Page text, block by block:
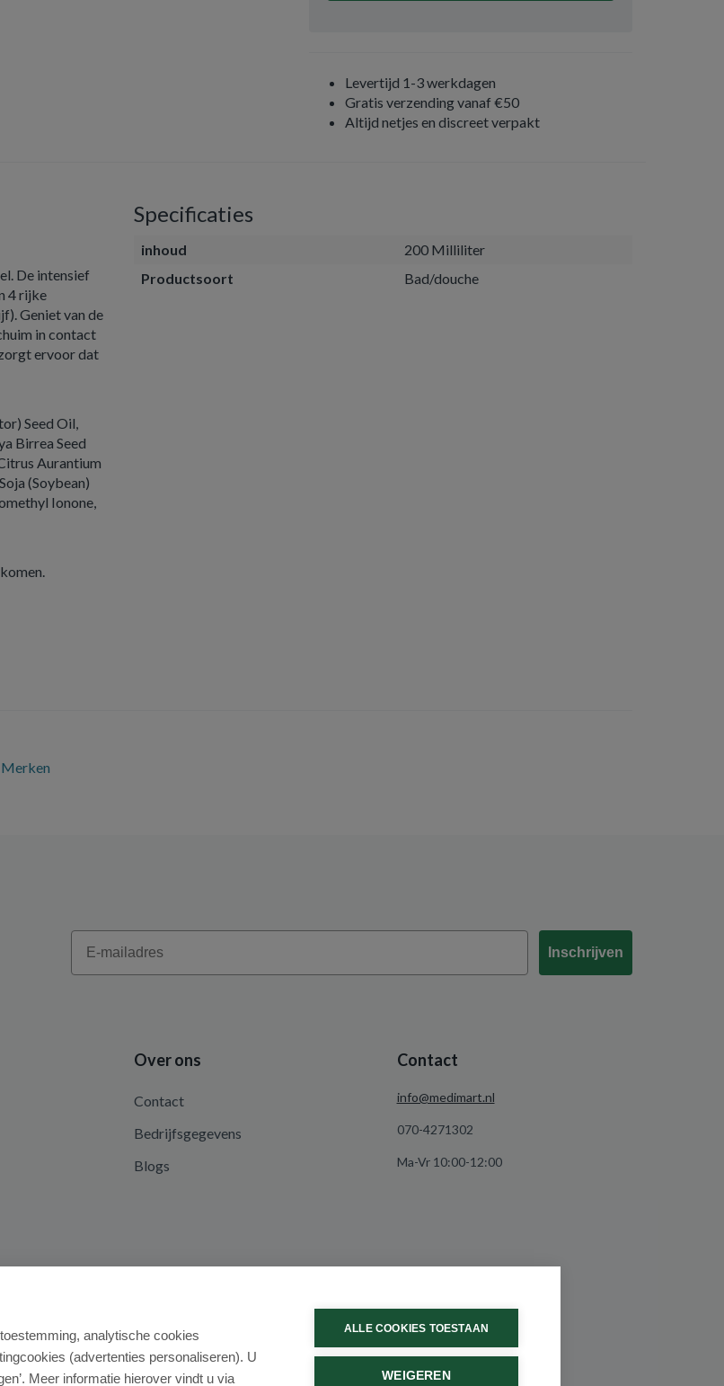
Levertijd 1-3 werkdagen
Gratis verzending vanaf €50
Altijd netjes en discreet verpakt
De intensief
4 rijke
Geniet van de
in contact
ervoor dat
Seed Oil,
Birrea Seed
Aurantium
(Soybean)
Ionone,
Specificaties
inhoud
200 Milliliter
Productsoort
Bad/douche
Merken
Email
Inschrijven
Over ons
Contact
Bedrijfsgegevens
Blogs
Contact
info@medimart.nl
070-4271302
Ma-Vr 10:00-12:00
analytische cookies
(advertenties personaliseren). U
Meer informatie hierover vindt u via
ALLE COOKIES TOESTAAN
WEIGEREN